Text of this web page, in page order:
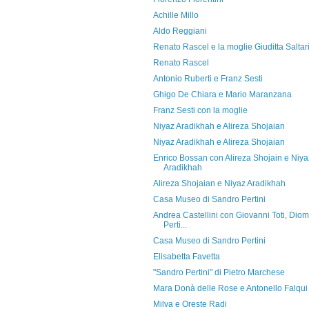
Achille Millo
Aldo Reggiani
Renato Rascel e la moglie Giuditta
Renato Rascel
Antonio Ruberti e Franz Sesti
Ghigo De Chiara e Mario Maranzana
Franz Sesti con la moglie
Niyaz Aradikhah e Alireza Shojaian
Niyaz Aradikhah e Alireza Shojaian
Enrico Bossan con Alireza Shojain e
Aradikhah
Alireza Shojaian e Niyaz Aradikhah
Casa Museo di Sandro Pertini
Andrea Castellini con Giovanni Toti,
Perti...
Casa Museo di Sandro Pertini
Elisabetta Favetta
"Sandro Pertini" di Pietro Marchese
Mara Donà delle Rose e Antonello Falqui
Milva e Oreste Radi